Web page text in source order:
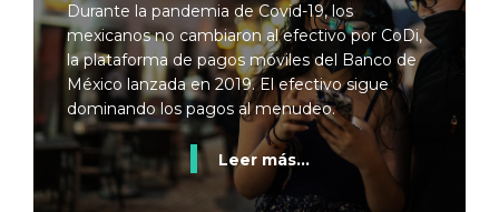
Durante la pandemia de Covid-19, los
mexicanos no cambiaron al efectivo por CoDi,
la plataforma de pagos móviles del Banco de
México lanzada en 2019. El efectivo sigue
dominando los pagos al menudeo.
Leer más...